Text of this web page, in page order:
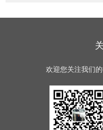
欢迎您关注我们